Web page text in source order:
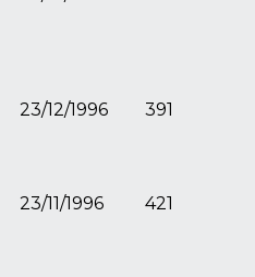
23/12/1996 391
23/11/1996 421